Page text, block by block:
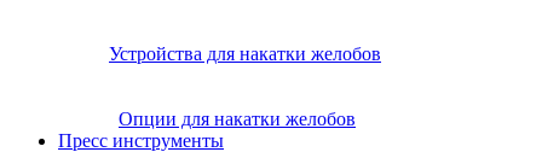
Устройства для накатки желобов
Опции для накатки желобов
Пресс инструменты